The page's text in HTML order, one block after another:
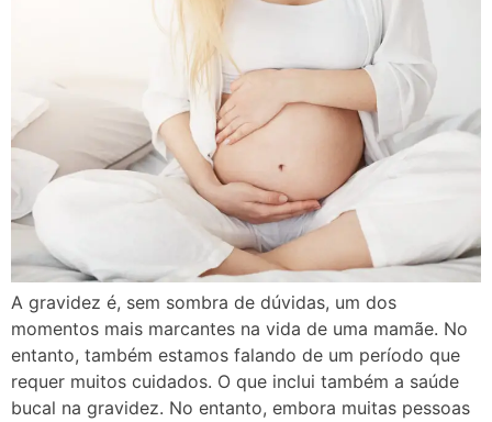
A gravidez é, sem sombra de dúvidas, um dos
momentos mais marcantes na vida de uma mamãe. No
entanto, também estamos falando de um período que
requer muitos cuidados. O que inclui também a saúde
bucal na gravidez. No entanto, embora muitas pessoas